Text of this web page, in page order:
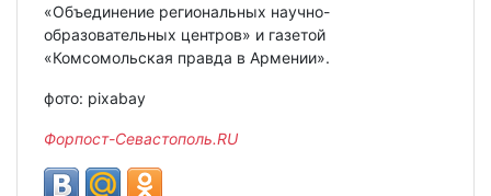
«Объединение региональных научно-
образовательных центров» и газетой
«Комсомольская правда в Армении».
фото: pixabay
Форпост-Севастополь.RU